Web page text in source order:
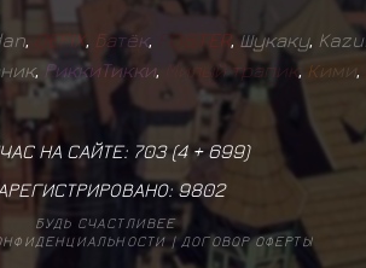
DEFIX, Батёк, O S TER, Шукаку,
, РиккиТикки, Милы й трапик, Кими
НА САЙТЕ: 703 (4+ 699)
9802
БУДЬ СЧАСТЛИВЕЕ
| ДОГОВОР ОФЕРТЫ